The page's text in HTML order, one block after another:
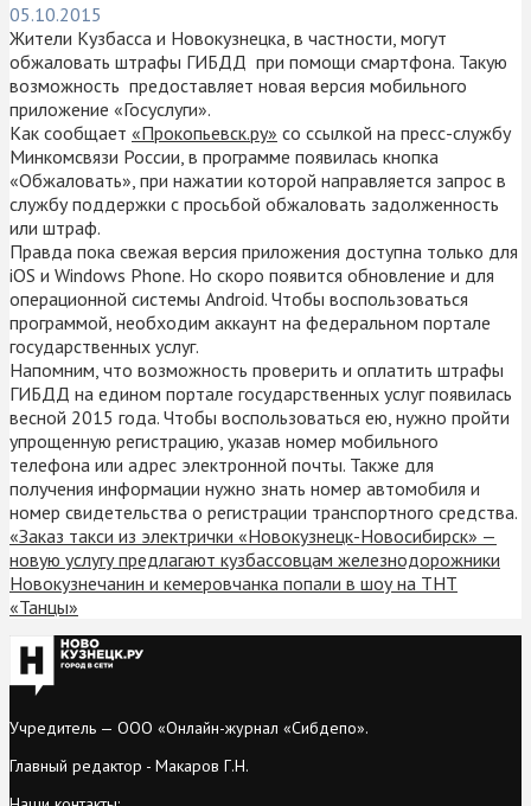
05.10.2015
Жители Кузбасса и Новокузнецка, в частности, могут
обжаловать штрафы ГИБДД при помощи смартфона. Такую
возможность предоставляет новая версия мобильного
приложение «Госуслуги».
Как сообщает «Прокопьевск.ру» со ссылкой на пресс-службу
Минкомсвязи России, в программе появилась кнопка
«Обжаловать», при нажатии которой направляется запрос в
службу поддержки с просьбой обжаловать задолженность
или штраф.
Правда пока свежая версия приложения доступна только для
iOS и Windows Phone. Но скоро появится обновление и для
операционной системы Android. Чтобы воспользоваться
программой, необходим аккаунт на федеральном портале
государственных услуг.
Напомним, что возможность проверить и оплатить штрафы
ГИБДД на едином портале государственных услуг появилась
весной 2015 года. Чтобы воспользоваться ею, нужно пройти
упрощенную регистрацию, указав номер мобильного
телефона или адрес электронной почты. Также для
получения информации нужно знать номер автомобиля и
номер свидетельства о регистрации транспортного средства.
«Заказ такси из электрички «Новокузнецк-Новосибирск» —
новую услугу предлагают кузбассовцам железнодорожники
Новокузнечанин и кемеровчанка попали в шоу на ТНТ
«Танцы»
Учредитель — ООО «Онлайн-журнал «Сибдепо».
Главный редактор - Макаров Г.Н.